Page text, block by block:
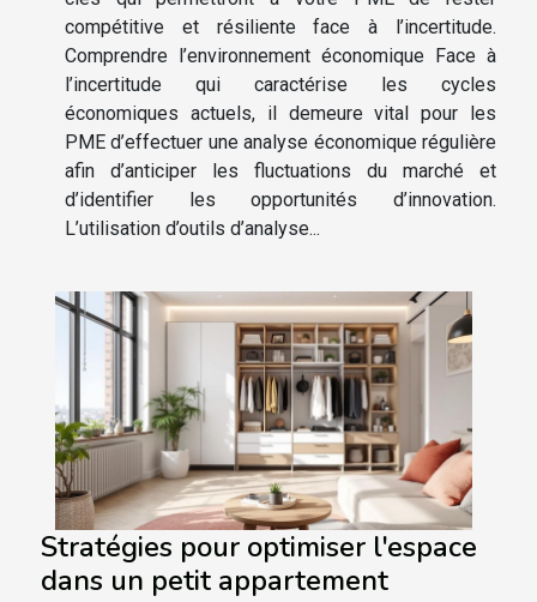
compétitive et résiliente face à l’incertitude.
Comprendre l’environnement économique Face à
l’incertitude qui caractérise les cycles
économiques actuels, il demeure vital pour les
PME d’effectuer une analyse économique régulière
afin d’anticiper les fluctuations du marché et
d’identifier les opportunités d’innovation.
L’utilisation d’outils d’analyse...
Stratégies pour optimiser l'espace
dans un petit appartement